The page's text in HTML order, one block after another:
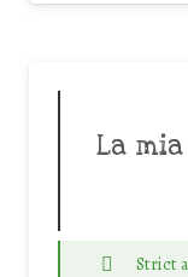
La
Strict